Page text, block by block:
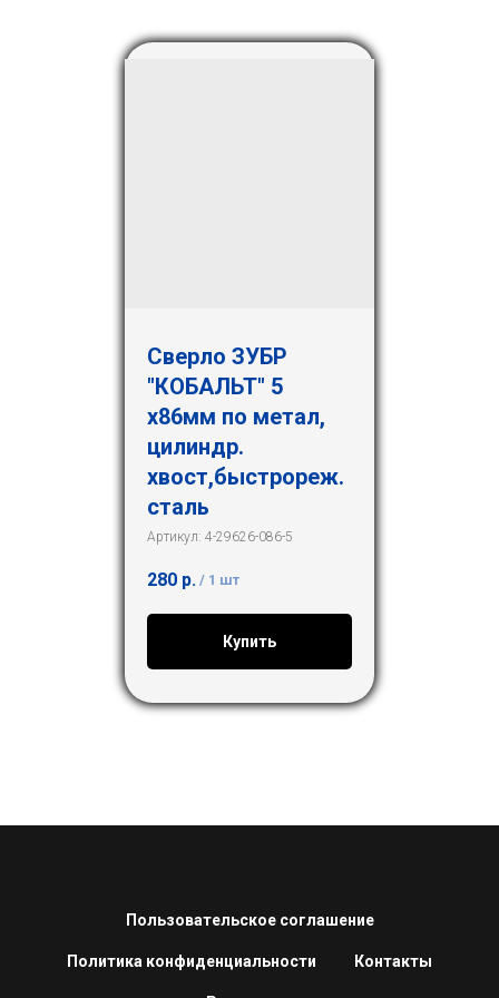
Сверло ЗУБР
"КОБАЛЬТ" 5
х86мм по метал,
цилиндр.
хвост,быстрореж.
сталь
Артикул: 4-29626-086-5
280 р. / 1 шт
Купить
Пользовательское соглашение
Политика конфиденциальности Контакты